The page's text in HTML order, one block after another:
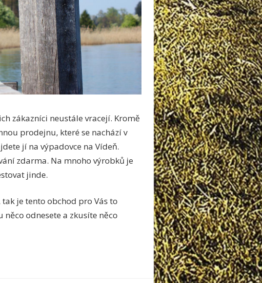
zákazníci neustále vracejí. Kromě
prodejnu, které se nachází v
jí na výpadovce na Vídeň.
zdarma. Na mnoho výrobků je
jinde.
je tento obchod pro Vás to
něco odnesete a zkusíte něco